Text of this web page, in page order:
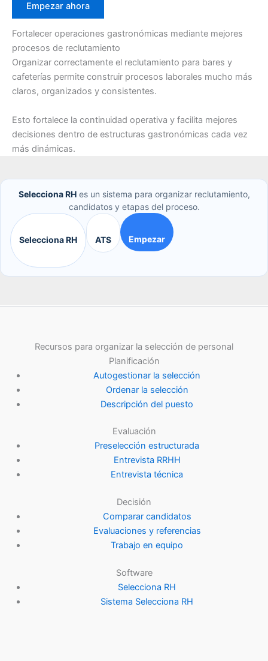
Empezar ahora
Fortalecer operaciones gastronómicas mediante mejores
procesos de reclutamiento
Organizar correctamente el reclutamiento para bares y
cafeterías permite construir procesos laborales mucho más
claros, organizados y consistentes.
Esto fortalece la continuidad operativa y facilita mejores
decisiones dentro de estructuras gastronómicas cada vez
más dinámicas.
Selecciona RHes un sistema para organizar reclutamiento,
candidatos y etapas del proceso.
Selecciona RH ATS Empezar
Recursos para organizar la selección de personal
Planificación
Autogestionar la selección
Ordenar la selección
Descripción del puesto
Evaluación
Preselección estructurada
Entrevista RRHH
Entrevista técnica
Decisión
Comparar candidatos
Evaluaciones y referencias
Trabajo en equipo
Software
Selecciona RH
Sistema Selecciona RH